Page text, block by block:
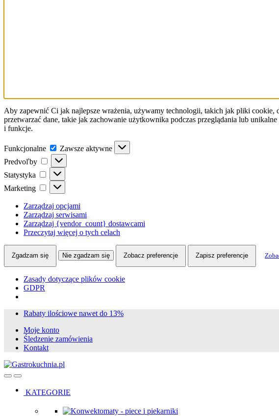
Aby zapewnić Ci jak najlepsze wrażenia, używamy technologii, takich jak pliki
przetwarzać dane, takie jak zachowanie użytkownika podczas przeglądania lub
i funkcje.
Funkcjonalne Funkcjonalne
Zawsze aktywne
Predvoľby
Predvoľby
Statystyka Statystyka
Marketing Marketing
Zarządzaj opcjami
Zarządzaj serwisami
Zarządzaj {vendor_count} dostawcami
Przeczytaj więcej o tych celach
Zgadzam się Nie zgadzam się Zobacz preferencje Zapisz preferencje
Zasady dotyczące plików cookie
GDPR
Skip
navigation
Skip
content
Rabaty ilościowe nawet do 13%
Moje konto
Śledzenie zamówienia
Kontakt
OpenClose
KATEGORIE